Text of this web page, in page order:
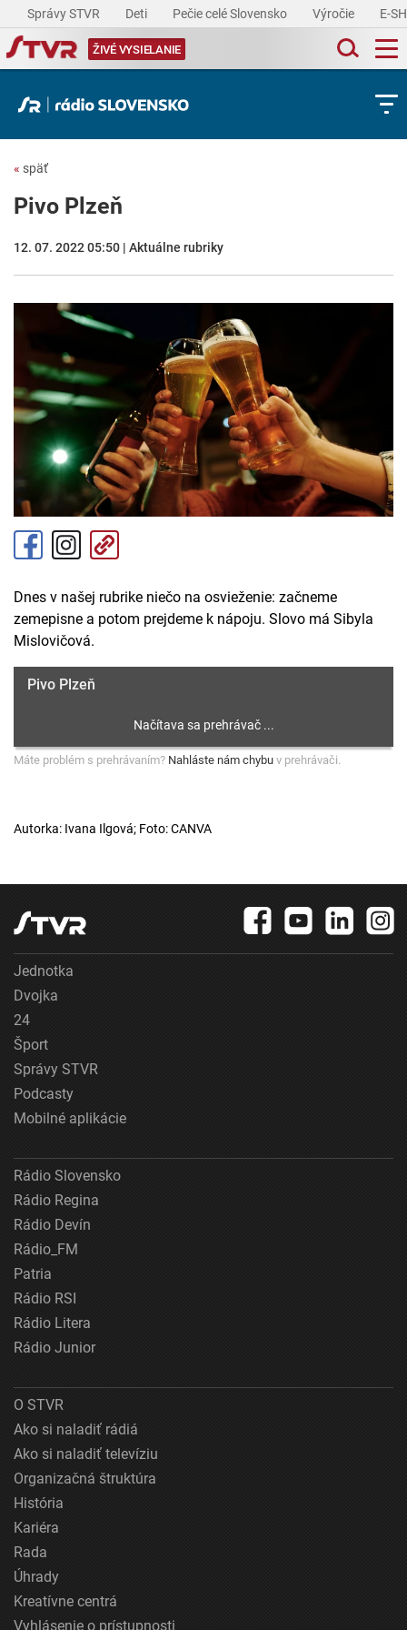
Správy STVR Deti Pečie celé Slovensko Výročie E-
ŽIVÉ VYSIELANIE
« späť
Pivo Plzeň
12. 07. 2022 05:50 | Aktuálne rubriky
Dnes v našej rubrike niečo na osvieženie: začneme
zemepisne a potom prejdeme k nápoju. Slovo má Sibyla
Mislovičová.
Pivo Plzeň
Máte problém s prehrávaním? Nahláste nám chybu v prehrávači.
Autorka: Ivana Ilgová; Foto: CANVA
Jednotka
Dvojka
24
Šport
Správy STVR
Podcasty
Mobilné aplikácie
Rádio Slovensko
Rádio Regina
Rádio Devín
Rádio_FM
Patria
Rádio RSI
Rádio Litera
Rádio Junior
O STVR
Ako si naladiť rádiá
Ako si naladiť televíziu
Organizačná štruktúra
História
Kariéra
Rada
Úhrady
Kreatívne centrá
Vyhlásenie o prístupnosti